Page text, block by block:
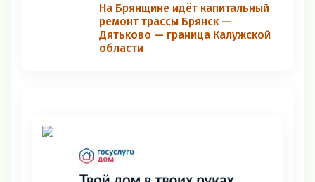
На Брянщине идёт капитальный
ремонт трассы Брянск —
Дятьково — граница Калужской
области